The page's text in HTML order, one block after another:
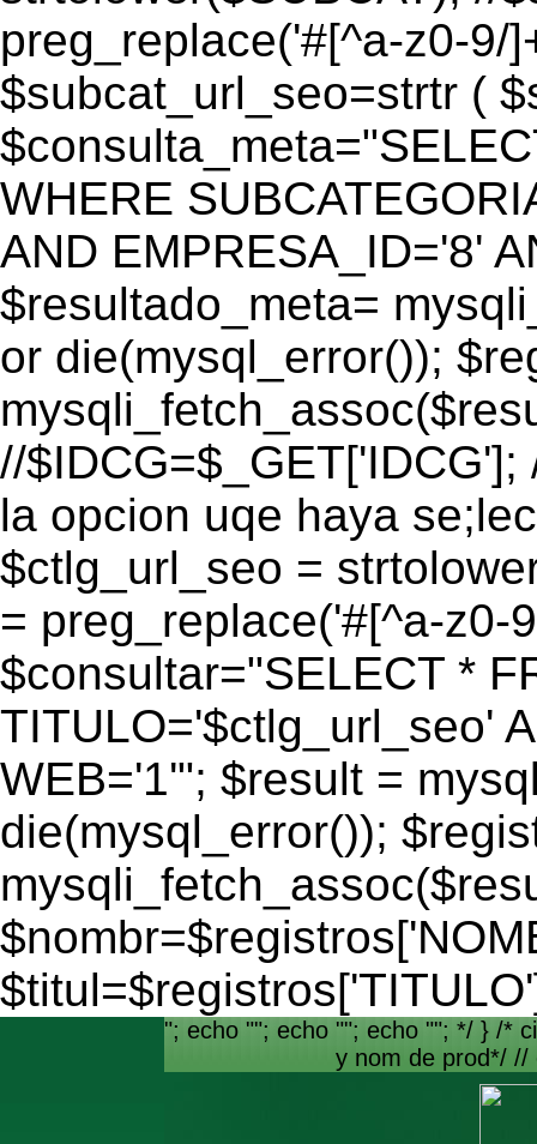
preg_replace('#[^a-z0-9/
$subcat_url_seo=strtr (
WHERE
AND EMPRESA_ID='8'
$resultado_meta=
or die(mysql_error());
//
la opcion uqe haya
$ctlg_url_seo =
= preg_replace('#[^a-z0-
$consultar="SELECT *
TITULO='$ctlg_url_seo'
WEB='1'"; $result =
die(mysql_error());
"; echo ""; echo ""; echo ""; */ } /*
y nom de prod*/ //